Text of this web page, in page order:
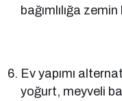
bağımlılığa
Ev yapımı
yoğurt, meyveli